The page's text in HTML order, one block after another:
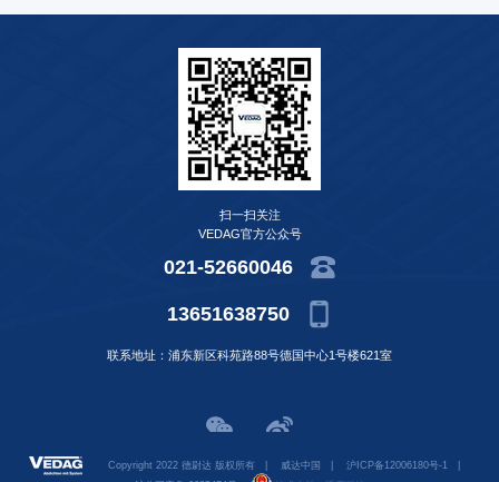
扫一扫关注
VEDAG官方公众号
021-52660046
13651638750
联系地址：浦东新区科苑路88号德国中心1号楼621室
Copyright 2022 德尉达 版权所有 威达中国 沪ICP备12006180号-1